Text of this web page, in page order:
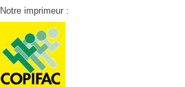
Notre imprimeur :